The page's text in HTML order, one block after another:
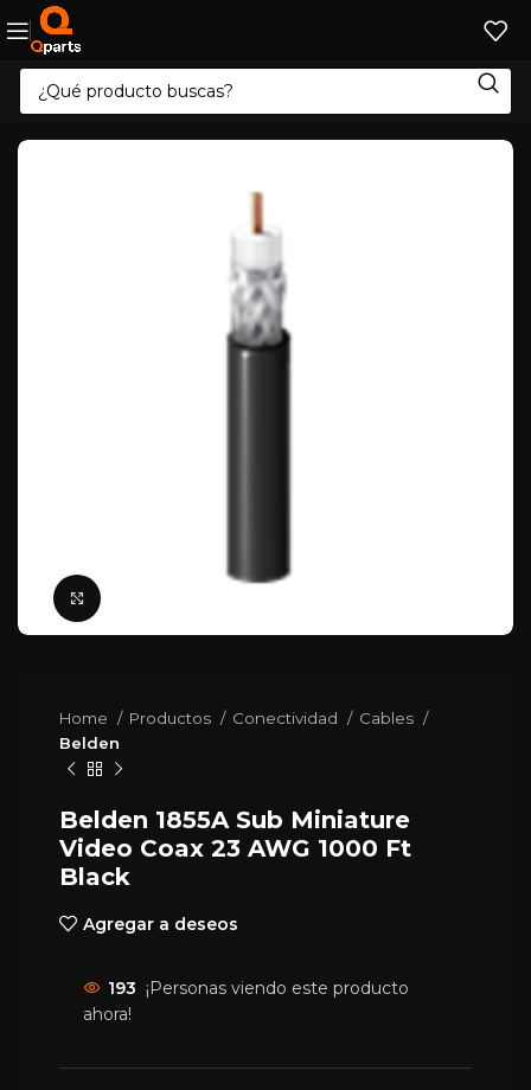
Home Productos Conectividad
Cables
Belden
Belden 1855A Sub Miniature
Video Coax 23 AWG 1000 Ft
Black
Agregar a deseos
193 ¡Personas viendo este producto
ahora!